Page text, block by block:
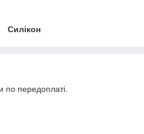
Силікон
по передоплаті.